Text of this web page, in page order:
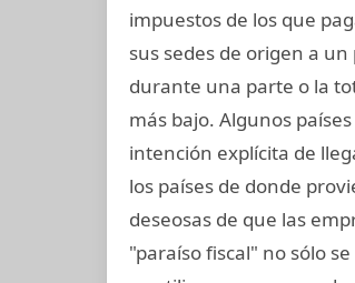
impuestos de los que
sus sedes de origen a
durante una parte o la
más bajo. Algunos
intención explícita de
los países de donde
deseosas de que las
"paraíso fiscal" no sólo